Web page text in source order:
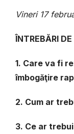
Vineri 17
ÎNTREBĂRI
1. Care va fi
îmbogăţire
2. Cum ar
3. Ce ar